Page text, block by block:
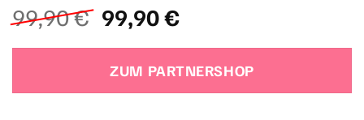
99,90€ Ursprünglicher
Preis
war:
99,90 €
99,90€Aktueller
ist:
99,90 €.
ZUM PARTNERSHOP